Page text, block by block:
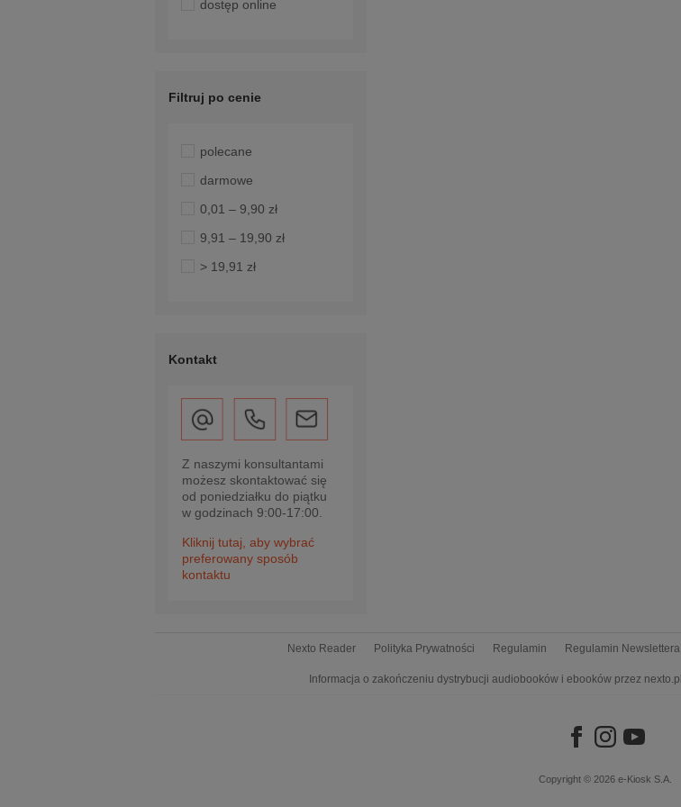
dostęp online
Filtruj po cenie
polecane
darmowe
0,01 – 9,90 zł
9,91 – 19,90 zł
> 19,91 zł
Kontakt
Z naszymi konsultantami
możesz skontaktować się
od poniedziałku do piątku
w godzinach 9:00-17:00.
Kliknij tutaj, aby wybrać
preferowany sposób
kontaktu
Nexto Reader Polityka Prywatności Regulamin Regulamin Newslettera
Informacja o zakończeniu dystrybucji audiobooków i ebooków przez nexto.pl
Copyright © 2026 e-Kiosk S.A.